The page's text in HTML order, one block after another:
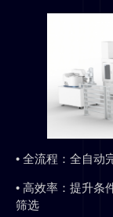
• 全流程：全自动
• 高效率：提升条
筛选